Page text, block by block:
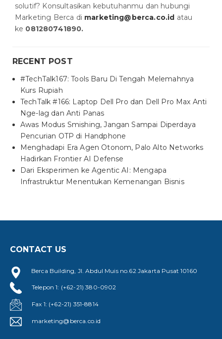
solutif? Konsultasikan kebutuhanmu dan hubungi
Marketing Berca di marketing@berca.co.id atau
ke 081280741890.
RECENT POST
#TechTalk167: Tools Baru Di Tengah Melemahnya
Kurs Rupiah
TechTalk #166: Laptop Dell Pro dan Dell Pro Max Anti
Nge-lag dan Anti Panas
Awas Modus Smishing, Jangan Sampai Diperdaya
Pencurian OTP di Handphone
Menghadapi Era Agen Otonom, Palo Alto Networks
Hadirkan Frontier AI Defense
Dari Eksperimen ke Agentic AI: Mengapa
Infrastruktur Menentukan Kemenangan Bisnis
CONTACT US
Berca Building, Jl. Abdul Muis no.62 Jakarta Pusat 10160
Telepon 1: (+62-21) 380-0902
Fax 1: (+62-21) 351-8814
marketing@berca.co.id